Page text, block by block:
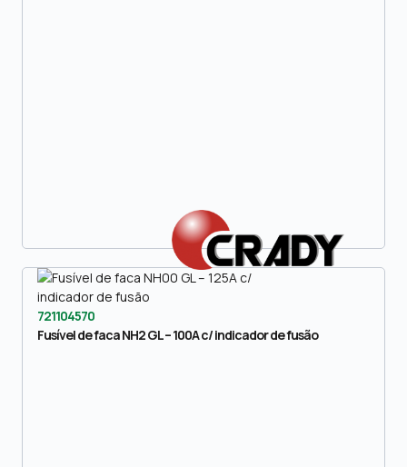
721104570
Fusível de faca NH2 GL – 100A c/ indicador de fusão